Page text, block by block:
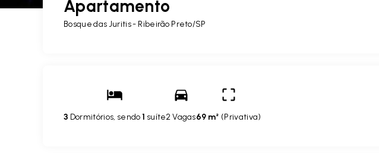
Apartamento
Bosque das Juritis - Ribeirão Preto/SP
3 Dormitórios, sendo1 suíte2 Vagas69 m² (Privativa)